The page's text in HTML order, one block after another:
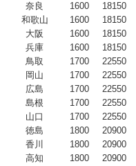
奈良
1600 18150
和歌山
1600 18150
大阪
1600 18150
兵庫
1600 18150
鳥取
1700 22550
岡山
1700 22550
広島
1700 22550
島根
1700 22550
山口
1700 22550
徳島
1800 20900
香川
1800 20900
高知
1800 20900